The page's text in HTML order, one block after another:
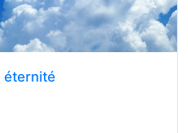
éternité